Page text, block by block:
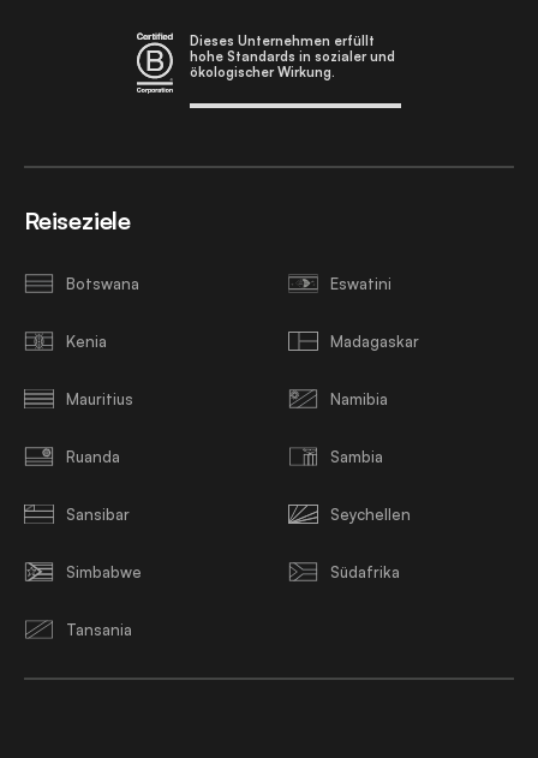
Dieses Unternehmen erfüllt
hohe Standards in sozialer und
ökologischer Wirkung.
Reiseziele
Botswana Eswatini
Kenia Madagaskar
Mauritius Namibia
Ruanda Sambia
Sansibar Seychellen
Simbabwe Südafrika
Tansania